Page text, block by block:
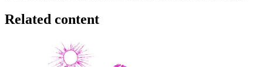
Related content